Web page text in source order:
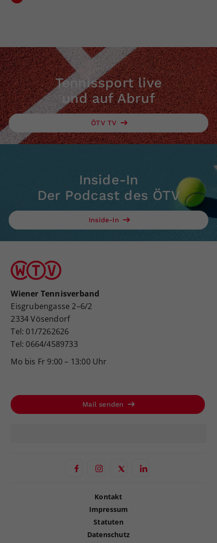
Tennissport live
und auf Abruf
ÖTV TV
Inside-In
Der Podcast des ÖTV
Inside-In
Wiener Tennisverband
Eisgrubengasse 2–6/2
2334 Vösendorf
Tel: 01/7262626
Tel: 0664/4589733
Mo bis Fr 9:00 – 13:00 Uhr
Mail senden
Kontakt
Impressum
Statuten
Datenschutz